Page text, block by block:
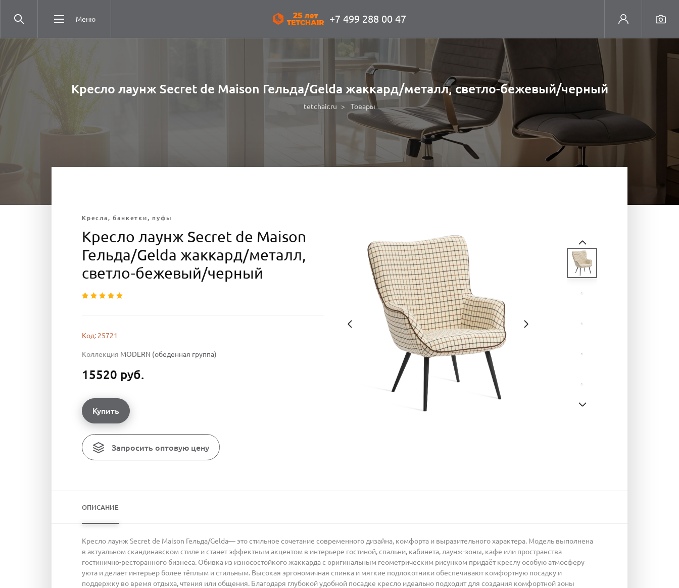
Меню +7 499 288 00 47
Кресло лаунж Secret de Maison Гельда/Gelda жаккард/металл, светло-бежевый/черный
tetchair.ru Товары
Кресла, банкетки, пуфы
Кресло лаунж Secret de Maison
Гельда/Gelda жаккард/металл,
светло-бежевый/черный
Код: 25721
Коллекция MODERN (обеденная группа)
15520 руб.
Купить
Запросить оптовую цену
ОПИСАНИЕ
Кресло лаунж Secret de Maison Гельда/Gelda— это стильное сочетание современного дизайна, комфорта и выразительного характера. Модель выполнена
в актуальном скандинавском стиле и станет эффектным акцентом в интерьере гостиной, спальни, кабинета, лаунж-зоны, кафе или пространства
гостинично-ресторанного бизнеса. Обивка из износостойкого жаккарда с оригинальным геометрическим рисунком придаёт креслу особую атмосферу
уюта и делает интерьер более тёплым и стильным. Высокая эргономичная спинка и мягкие подлокотники обеспечивают комфортную посадку и
поддержку во время отдыха, чтения или общения. Благодаря глубокой удобной посадке кресло идеально подходит для создания комфортной зоны